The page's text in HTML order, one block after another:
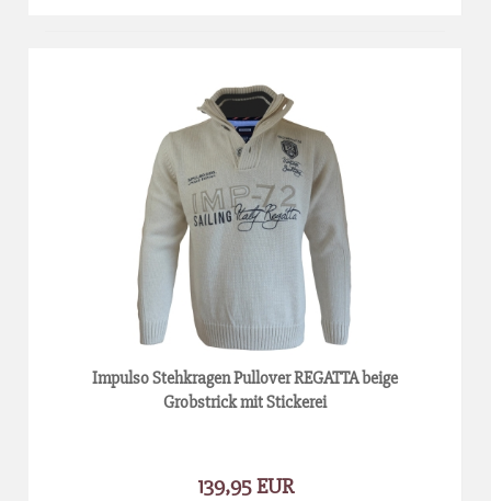
Impulso Stehkragen Pullover REGATTA beige
Grobstrick mit Stickerei
139,95 EUR